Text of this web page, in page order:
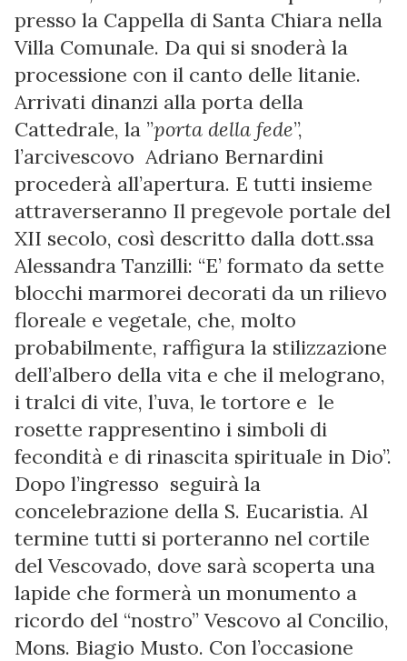
presso la Cappella di Santa Chiara nella
Villa Comunale. Da qui si snoderà la
processione con il canto delle litanie.
Arrivati dinanzi alla porta della
Cattedrale, la ”porta della fede”,
l’arcivescovo Adriano Bernardini
procederà all’apertura. E tutti insieme
attraverseranno Il pregevole portale del
XII secolo, così descritto dalla dott.ssa
Alessandra Tanzilli: “E’ formato da sette
blocchi marmorei decorati da un rilievo
floreale e vegetale, che, molto
probabilmente, raffigura la stilizzazione
dell’albero della vita e che il melograno,
i tralci di vite, l’uva, le tortore e le
rosette rappresentino i simboli di
fecondità e di rinascita spirituale in Dio”.
Dopo l’ingresso seguirà la
concelebrazione della S. Eucaristia. Al
termine tutti si porteranno nel cortile
del Vescovado, dove sarà scoperta una
lapide che formerà un monumento a
ricordo del “nostro” Vescovo al Concilio,
Mons. Biagio Musto. Con l’occasione